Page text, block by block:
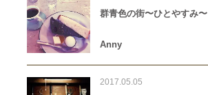
群青色の街〜ひとやすみ〜
Anny
2017.05.05